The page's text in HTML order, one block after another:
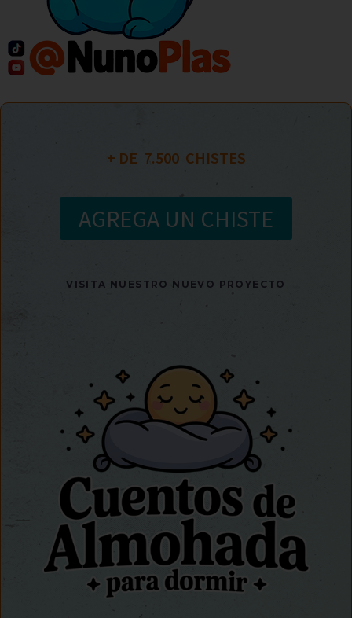
+ DE 7.500
  CHISTES
AGREGA UN CHISTE
VISITA NUESTRO NUEVO PROYECTO